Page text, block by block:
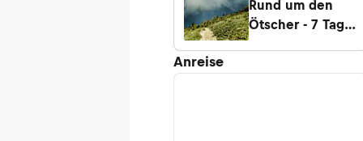
Rund um den
Ötscher - 7 Tage
Anreise